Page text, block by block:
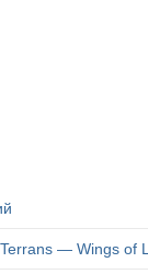
— Wings of